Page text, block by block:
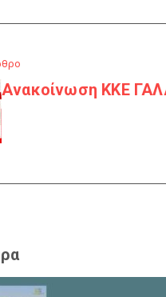
Ανακοίνωση ΚΚΕ